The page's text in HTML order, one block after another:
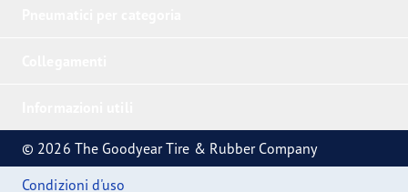
© 2026 The Goodyear Tire & Rubber Company
Condizioni d'uso